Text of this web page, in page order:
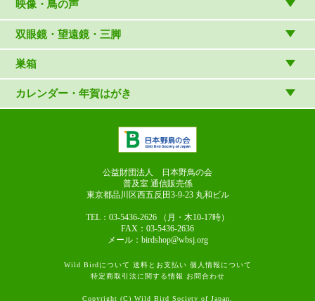
マスコット・ブローチほか
図鑑
読み物
写真集・ガイドブック・絵本
日本野鳥の会連携団体の出版物
論文集（ストリクス）
映像・鳥の声
CD
DVD・ブルーレイ・ビデオ
鳴き声タッチペンなど
双眼鏡・望遠鏡・三脚
スターターセット
双眼鏡
巣箱
巣箱など
カレンダー・年賀はがき
公益財団法人 日本野鳥の会
普及室 通信販売係
東京都品川区西五反田3-9-23 丸和ビル
TEL：03-5436-2626
（月・木10-17時）
FAX：03-5436-2636
メール：birdshop@wbsj.org
Wild Birdについて 送料とお支払い 個人情報について
特定商取引法に関する情報 お問合わせ
Copyright (C) Wild Bird Society of Japan.